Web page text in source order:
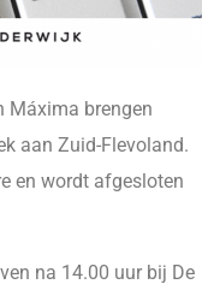
Máxima brengen
aan Zuid-Flevoland.
en wordt afgesloten
na 14.00 uur bij De